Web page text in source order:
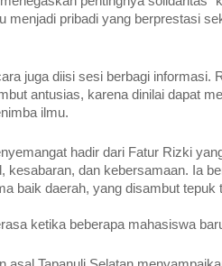
menjadi pribadi yang berprestasi
juga diisi sesi berbagi
antusias, karena dinilai dapat
ilmu.
hadir dari Fatur Rizki
kesabaran, dan kebersamaan. Ia
baik daerah, yang disambut tepuk
ketika beberapa mahasiswa